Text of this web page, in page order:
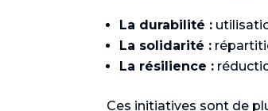
La durabilité :
La solidarité :
La résilience :
Ces initiatives sont de